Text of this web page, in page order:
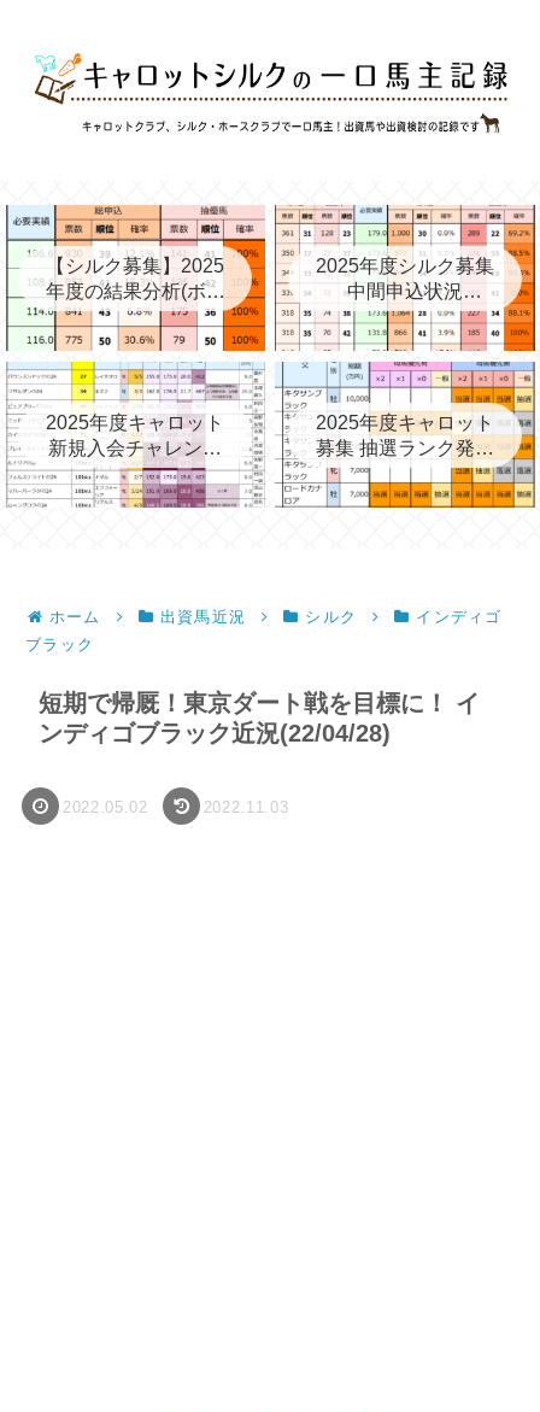
【シルク募集】2025
年度の結果分析(ボー
ダー、確率、昨年度
との比較など)
2025年度シルク募集
中間申込状況
②(08/06)と昨年の中
間③→最終
2025年度キャロット
新規入会チャレンジ
と第2次募集を考える
2025年度キャロット
募集 抽選ランク発表
(09/11)
ホーム 出資馬近況 シルク
インディゴ
ブラック
短期で帰厩！東京ダート戦を目標に！ イ
ンディゴブラック近況(22/04/28)
2022.05.02 2022.11.03